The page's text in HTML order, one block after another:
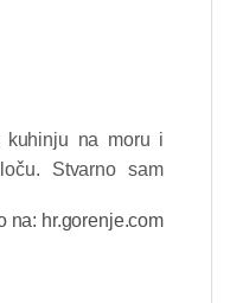
kuhinju na moru i
Stvarno sam
koristi, odlično
se sama isključi
na: hr.gorenje.com